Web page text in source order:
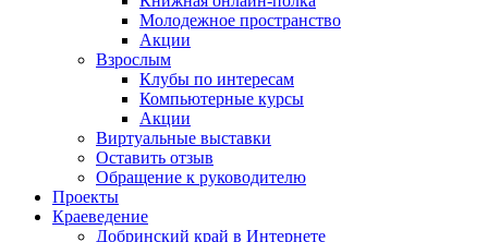
Молодежное пространство
Акции
Взрослым
Клубы по интересам
Компьютерные курсы
Акции
Виртуальные выставки
Оставить отзыв
Обращение к руководителю
Проекты
Краеведение
Добринский край в Интернете